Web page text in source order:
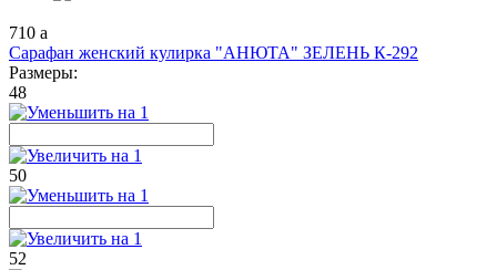
710 a
Сарафан женский кулирка "АНЮТА" ЗЕЛЕНЬ К-292
Размеры:
48
50
52